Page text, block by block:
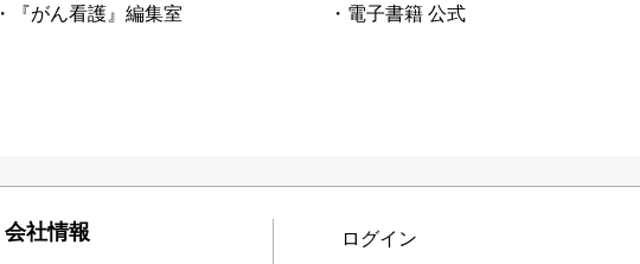
・『がん看護』編集室 ・電子書籍 公式
会社情報
ログイン